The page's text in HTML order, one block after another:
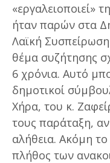
«εργαλειοποιεί»
ήταν παρών στα
Λαϊκή
θέμα συζήτησης
6 χρόνια. Αυτό
δημοτικοί
Χήρα, του κ.
τους παράταξη,
αλήθεια. Ακόμη
πλήθος των